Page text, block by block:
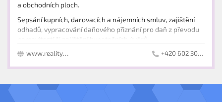
a obchodních ploch.
Sepsání kupních, darovacích a nájemních smluv, zajištění
odhadů, vypracování daňového přiznání pro daň z převodu
nemovitostí či zajištění hypotečních úvěrů.
Zajišťujeme správu komerčních nemovitostí.
www.reality-pacovska.cz +420 602 304 664